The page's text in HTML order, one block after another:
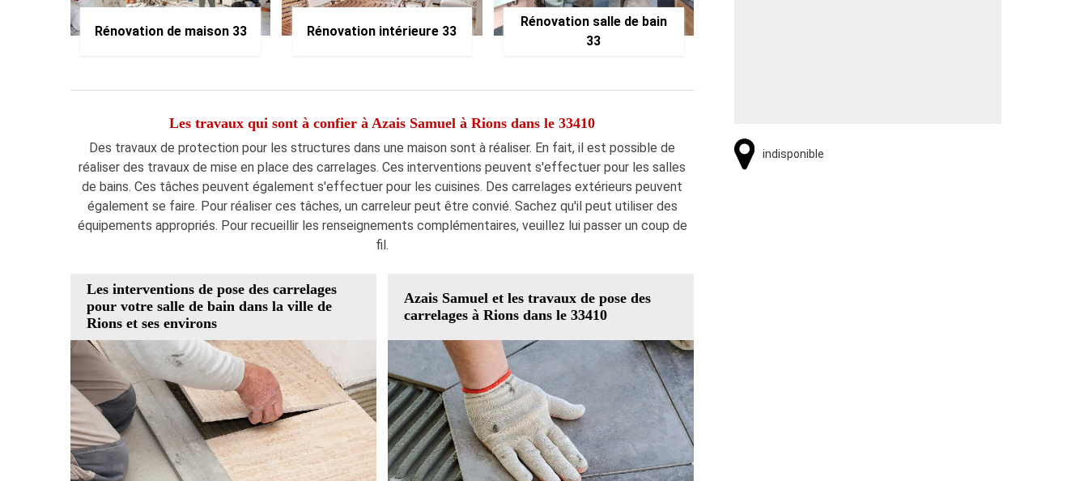
Rénovation de maison 33 Rénovation intérieure 33
Rénovation salle de bain
33
Les travaux qui sont à confier à Azais Samuel à Rions dans le 33410
Des travaux de protection pour les structures dans une maison sont à réaliser. En fait, il est possible de
réaliser des travaux de mise en place des carrelages. Ces interventions peuvent s'effectuer pour les salles
de bains. Ces tâches peuvent également s'effectuer pour les cuisines. Des carrelages extérieurs peuvent
également se faire. Pour réaliser ces tâches, un carreleur peut être convié. Sachez qu'il peut utiliser des
équipements appropriés. Pour recueillir les renseignements complémentaires, veuillez lui passer un coup de
fil.
Les interventions de pose des carrelages
pour votre salle de bain dans la ville de
Rions et ses environs
Azais Samuel et les travaux de pose des
carrelages à Rions dans le 33410
indisponible